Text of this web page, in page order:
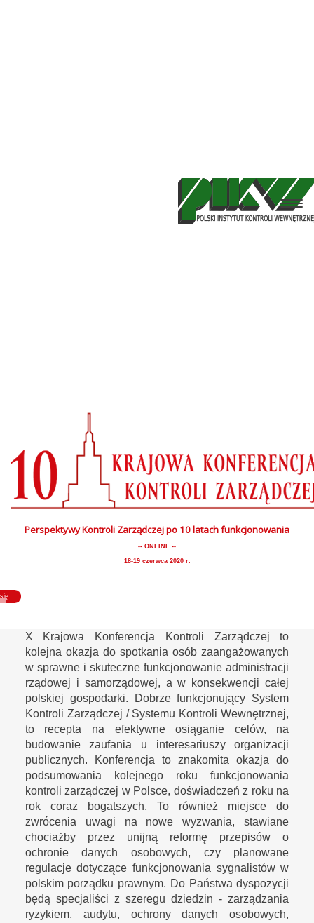
Perspektywy Kontroli Zarządczej po 10 latach funkcjonowania
-- ONLINE --
18-19 czerwca 2020 r.
się
X Krajowa Konferencja Kontroli Zarządczej to
kolejna okazja do spotkania osób zaangażowanych
w sprawne i skuteczne funkcjonowanie administracji
rządowej i samorządowej, a w konsekwencji całej
polskiej gospodarki. Dobrze funkcjonujący System
Kontroli Zarządczej / Systemu Kontroli Wewnętrznej,
to recepta na efektywne osiąganie celów, na
budowanie zaufania u interesariuszy organizacji
publicznych. Konferencja to znakomita okazja do
podsumowania kolejnego roku funkcjonowania
kontroli zarządczej w Polsce, doświadczeń z roku na
rok coraz bogatszych. To również miejsce do
zwrócenia uwagi na nowe wyzwania, stawiane
chociażby przez unijną reformę przepisów o
ochronie danych osobowych, czy planowane
regulacje dotyczące funkcjonowania sygnalistów w
polskim porządku prawnym. Do Państwa dyspozycji
będą specjaliści z szeregu dziedzin - zarządzania
ryzykiem, audytu, ochrony danych osobowych,